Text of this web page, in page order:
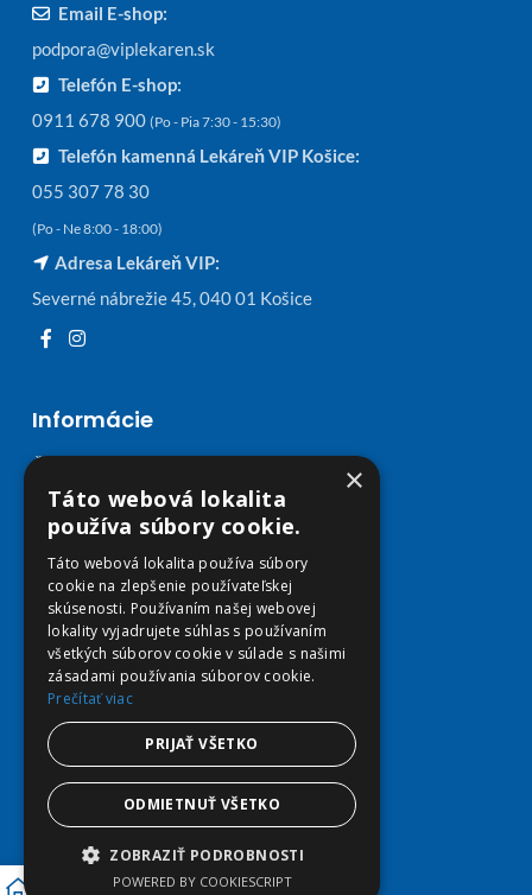
Email E-shop:
podpora@viplekaren.sk
Telefón E-shop:
0911 678 900 (Po - Pia 7:30 - 15:30)
Telefón kamenná Lekáreň VIP Košice:
055 307 78 30
(Po - Ne 8:00 - 18:00)
Adresa Lekáreň VIP:
Severné nábrežie 45, 040 01 Košice
Informácie
Články
Kontakt
Všeobecné obchodné podmienky
Zásady spracovania osobných údajov
Zásady používania súborov cookies
Súhlas dotknutej osoby
Formulár na odstúpenie od zmluvy
Predaj
Môj účet
Obľúbené
Košík
Doprava a platba
×
Táto webová lokalita
používa súbory cookie.
Táto webová lokalita používa súbory
cookie na zlepšenie používateľskej
skúsenosti. Používaním našej webovej
lokality vyjadrujete súhlas s používaním
všetkých súborov cookie v súlade s našimi
zásadami používania súborov cookie.
Prečítať viac
PRIJAŤ VŠETKO
ODMIETNUŤ VŠETKO
ZOBRAZIŤ PODROBNOSTI
POWERED BY COOKIESCRIPT